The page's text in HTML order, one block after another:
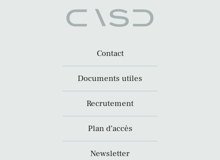
Contact
Documents utiles
Recrutement
Plan d’accès
Newsletter